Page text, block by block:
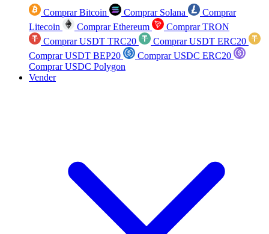
Comprar Bitcoin Comprar Solana
Comprar
Litecoin
Comprar Ethereum
Comprar TRON
Comprar USDT TRC20
Comprar USDT ERC20
Comprar USDT BEP20
Comprar USDC ERC20
Comprar USDC Polygon
Vender